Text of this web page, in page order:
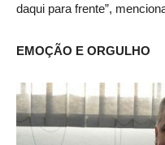
daqui para frente”,
EMOÇÃO E ORGULHO